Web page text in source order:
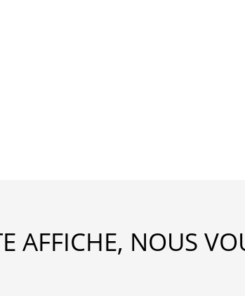
AFFICHE, NOUS